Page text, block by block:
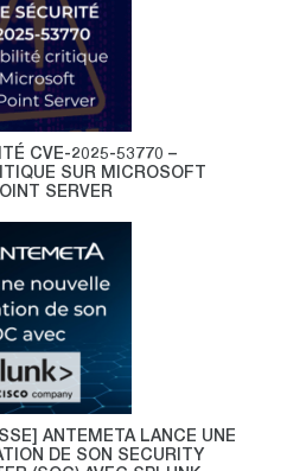
CVE-2025-53770 –
SUR MICROSOFT
SERVER
ANTEMETA LANCE UNE
DE SON SECURITY